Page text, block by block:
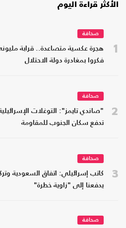
الأكثر قراءة اليوم
1
صحافة
هجرة عكسية متصاعدة.. قرابة
فكروا بمغادرة دولة الاحتلال
2
صحافة
"صاندي تايمز": التوغلات
تدفع سكان الجنوب للمقاومة
3
صحافة
كاتب إسرائيلي: اتفاق السعودية
يدفعنا إلى "زاوية خطرة"
صحافة